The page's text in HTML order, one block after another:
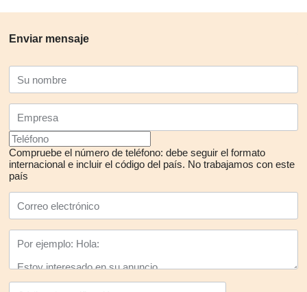
Enviar mensaje
Compruebe el número de teléfono: debe seguir el formato
internacional e incluir el código del país. No trabajamos con este
país